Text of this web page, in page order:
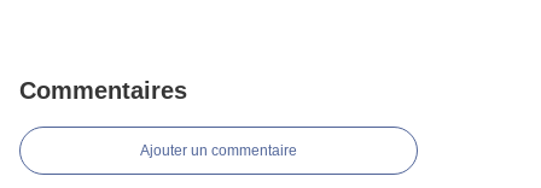
Commentaires
Ajouter un commentaire